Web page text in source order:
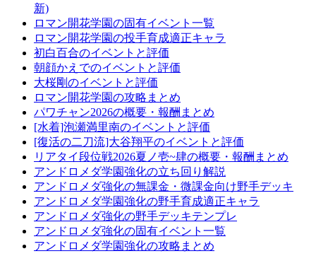
新)
ロマン開花学園の固有イベント一覧
ロマン開花学園の投手育成適正キャラ
初白百合のイベントと評価
朝顔かえでのイベントと評価
大桜剛のイベントと評価
ロマン開花学園の攻略まとめ
パワチャン2026の概要・報酬まとめ
[水着]泡瀬満里南のイベントと評価
[復活の二刀流]大谷翔平のイベントと評価
リアタイ段位戦2026夏ノ壱~肆の概要・報酬まとめ
アンドロメダ学園強化の立ち回り解説
アンドロメダ強化の無課金・微課金向け野手デッキ
アンドロメダ学園強化の野手育成適正キャラ
アンドロメダ強化の野手デッキテンプレ
アンドロメダ強化の固有イベント一覧
アンドロメダ学園強化の攻略まとめ